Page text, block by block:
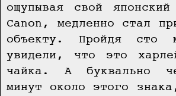
ощупывая свой японский
Canon, медленно стал
объекту. Пройдя сто
увидели, что это
чайка. А буквально
минут около этого